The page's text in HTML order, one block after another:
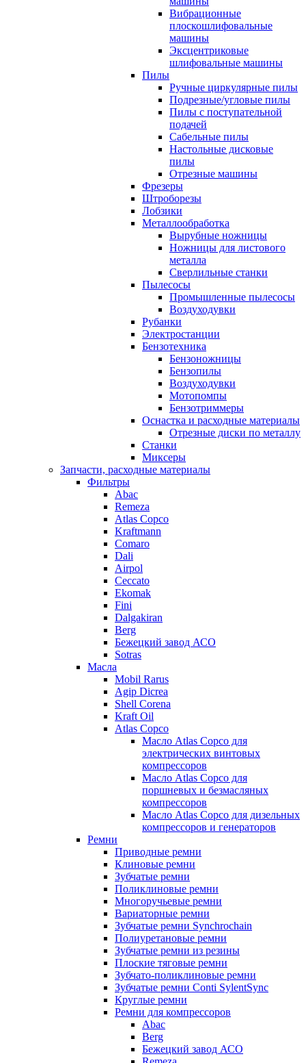
Вибрационные
плоскошлифовальные
машины
Эксцентриковые
шлифовальные машины
Пилы
Ручные циркулярные пилы
Подрезные/угловые пилы
Пилы с поступательной
подачей
Сабельные пилы
Настольные дисковые
пилы
Отрезные машины
Фрезеры
Штроборезы
Лобзики
Металлообработка
Вырубные ножницы
Ножницы для листового
металла
Сверлильные станки
Пылесосы
Промышленные пылесосы
Воздуходувки
Рубанки
Электростанции
Бензотехника
Бензоножницы
Бензопилы
Воздуходувки
Мотопомпы
Бензотриммеры
Оснастка и расходные материалы
Отрезные диски по металлу
Станки
Миксеры
Запчасти, расходные материалы
Фильтры
Abac
Remeza
Atlas Copco
Kraftmann
Comaro
Dali
Airpol
Ceccato
Ekomak
Fini
Dalgakiran
Berg
Бежецкий завод АСО
Sotras
Масла
Mobil Rarus
Agip Dicrea
Shell Corena
Kraft Oil
Atlas Copco
Масло Atlas Copco для
электрических винтовых
компрессоров
Масло Atlas Copco для
поршневых и безмасляных
компрессоров
Масло Atlas Copco для дизельных
компрессоров и генераторов
Ремни
Приводные ремни
Клиновые ремни
Зубчатые ремни
Поликлиновые ремни
Многоручьевые ремни
Вариаторные ремни
Зубчатые ремни Synchrochain
Полиуретановые ремни
Зубчатые ремни из резины
Плоские тяговые ремни
Зубчато-поликлиновые ремни
Зубчатые ремни Conti SylentSync
Круглые ремни
Ремни для компрессоров
Abac
Berg
Бежецкий завод АСО